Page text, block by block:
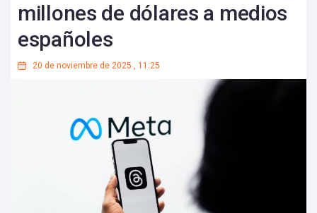
millones de dólares a medios
españoles
20 de noviembre de 2025 , 11:25